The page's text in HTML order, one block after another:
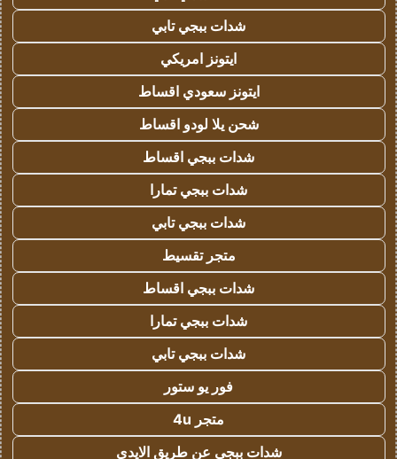
شدات ببجي تابي
ايتونز امريكي
ايتونز سعودي اقساط
شحن يلا لودو اقساط
شدات ببجي اقساط
شدات ببجي تمارا
شدات ببجي تابي
متجر تقسيط
شدات ببجي اقساط
شدات ببجي تمارا
شدات ببجي تابي
فور يو ستور
متجر 4u
شدات ببجي عن طريق الايدي